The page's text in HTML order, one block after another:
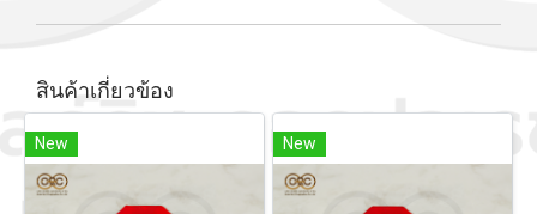
สินค้าเกี่ยวข้อง
New New